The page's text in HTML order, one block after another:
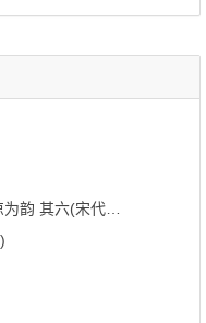
其六(宋代·章甫)